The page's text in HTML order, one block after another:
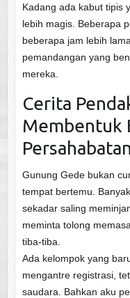
Kadang ada kabut tipis
lebih magis. Beberapa
beberapa jam lebih
pemandangan yang
mereka.
Cerita
Membentuk
Persahabatan
Gunung Gede bukan
tempat bertemu.
sekadar saling
meminta tolong
tiba-tiba.
Ada kelompok yang
mengantre registrasi,
saudara. Bahkan aku